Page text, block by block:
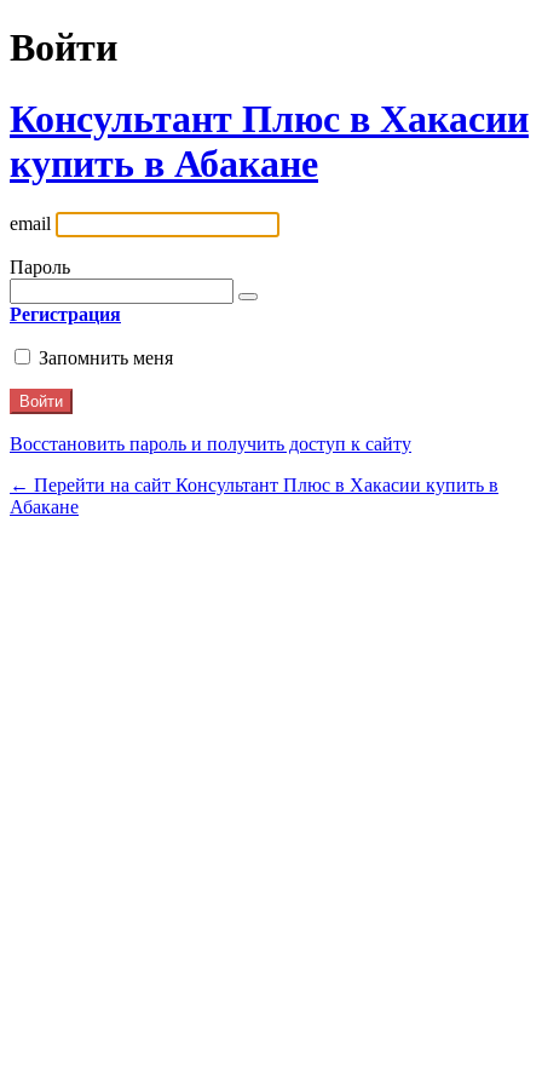
Войти
Консультант Плюс в Хакасии
купить в Абакане
email
Пароль
Регистрация
Запомнить меня
Восстановить пароль и получить доступ к сайту
← Перейти на сайт Консультант Плюс в Хакасии купить в
Абакане